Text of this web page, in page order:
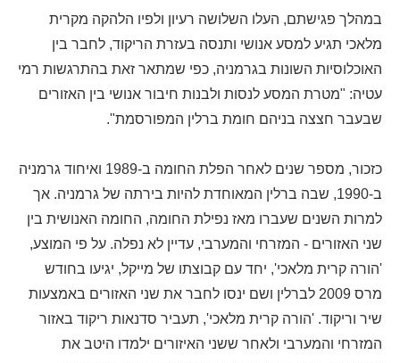
במהלך פגישתם, העלו השלושה רעיון ולפיו הלהקה מקרית
מלאכי תגיע למסע אנושי ותנסה בעזרת הריקוד, לחבר בין
האוכלוסיות השונות בגרמניה, כפי שמתאר זאת בהתרגשות רמי
עטיה: "מטרת המסע לנסות ולבנות חיבור אנושי בין האזורים
שבעבר חצצה בניהם חומת ברלין המפורסמת".
כזכור, מספר שנים לאחר הפלת החומה ב-1989 ואיחוד גרמניה
ב-1990, שבה ברלין המאוחדת להיות בירתה של גרמניה. אך
למרות השנים שעברו מאז נפילת החומה, החומה האנושית בין
שני האזורים - המזרחי והמערבי, עדיין לא נפלה. על פי המוצע,
'הורה קרית מלאכי', יחד עם קבוצתו של מייקל, יגיעו בחודש
מרס 2009 לברלין ושם ינסו לחבר את שני האזורים באמצעות
שיר וריקוד. 'הורה קרית מלאכי', תעביר סדנאות ריקוד באזור
המזרחי והמערבי ולאחר ששני האיזורים ילמדו היטב את